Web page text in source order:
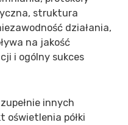
struktura
działania,
na jakość
i ogólny sukces
innych
oświetlenia półki